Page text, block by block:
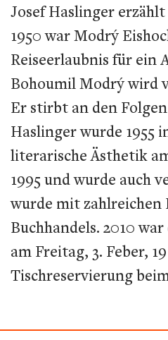
Josef Haslinger
1950 war Modrý
Reiseerlaubnis für ein
Bohoumil Modrý wird
Er stirbt an den
Haslinger wurde 1955
literarische Ästhetik
1995 und wurde auch
wurde mit zahlreichen
Buchhandels. 2010
am Freitag, 3. Feber,
Tischreservierung